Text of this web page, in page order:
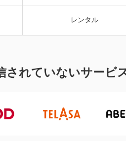
レンタル
されていないサービ